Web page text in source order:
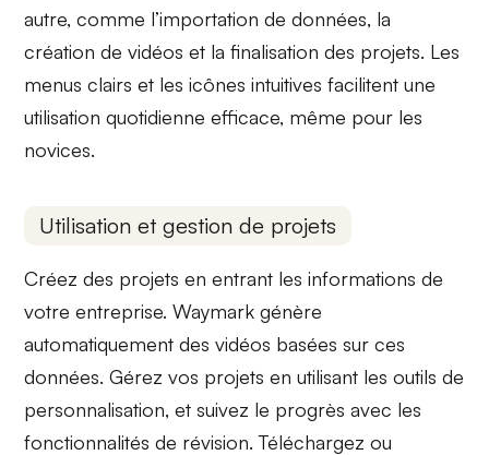
autre, comme l’importation de données, la
création de vidéos et lafinalisation des projets. Les
menus clairs et les icônes intuitives facilitent une
utilisation quotidienne efficace, même pour les
novices.
Utilisation et gestion de projets
Créez des projets en entrant les informations de
votre entreprise.Waymark génère
automatiquement des vidéos basées sur ces
données. Gérez vos projets en utilisant lesoutils de
personnalisation, et suivez le progrès avec les
fonctionnalités de révision.Téléchargez ou